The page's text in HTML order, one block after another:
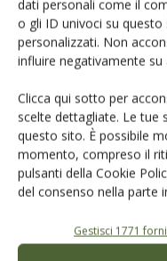
dati personali come il
o gli ID univoci su
personalizzati. Non
influire negativamente
Clicca qui sotto per
scelte dettagliate. Le tue
questo sito. È possibile
momento, compreso il
pulsanti della Cookie
del consenso nella parte
Gestisci 1771
Catalogo
Un modo